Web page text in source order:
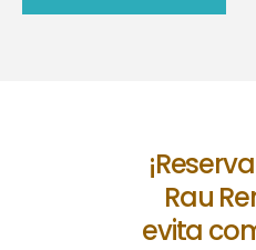
Rau
evita